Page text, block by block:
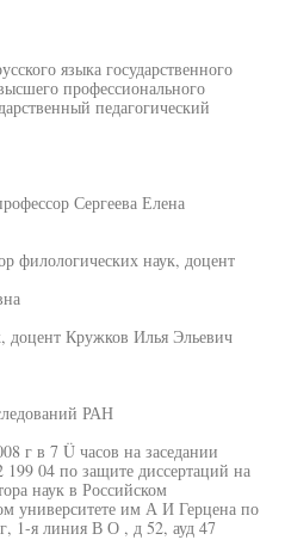
языка государственного
профессионального
педагогический
Сергеева Елена
филологических наук, доцент
доцент Кружков Илья Эльевич
РАН
г в 7 Ü часов на заседании
199 04 по защите диссертаций на
наук в Российском
университете им А И Герцена по
1-я линия В О , д 52, ауд 47